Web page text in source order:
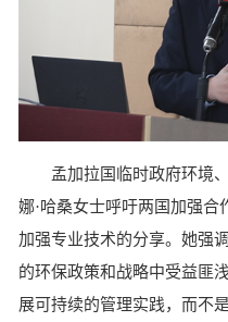
孟加拉国临时政府环境
娜·哈桑女士呼吁两国加强
加强专业技术的分享。她强
的环保政策和战略中受益匪
展可持续的管理实践，而不